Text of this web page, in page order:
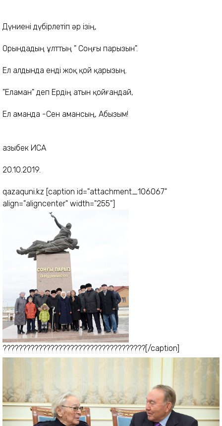
Дүниені дүбірлетіп әр ізің,
Орындадың ұлттың " Соңғы парызын".
Ел алдында енді жоқ қой қарызың.
"Еламан" деп Ердің атын қойғандай,
Ел аманда -Сен амансың, Абызым!
Қазыбек ИСА
20.10.2019.
qazaquni.kz [caption id="attachment_106067"
align="aligncenter" width="255"]
????????????????????????????????????[/caption]